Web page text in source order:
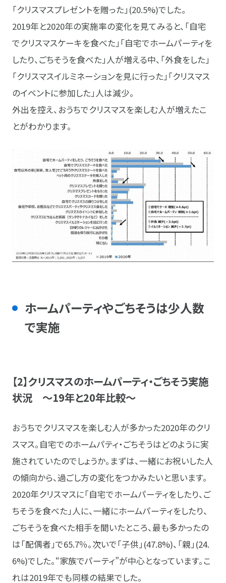
「クリスマスプレゼントを贈った」(20.5%)でした。
2019年と2020年の実施率の変化を見てみると、「自宅
でクリスマスケーキを食べた」「自宅でホームパーティを
したり、ごちそうを食べた」人が増える中、「外食をした」
「クリスマスイルミネーションを見に行った」「クリスマス
のイベントに参加した」人は減少。
外出を控え、おうちでクリスマスを楽しむ人が増えたこ
とがわかります。
ホームパーティやごちそうは少人数
で実施
【2】クリスマスのホームパーティ・ごちそう実施
状況 ～19年と20年比較～
おうちでクリスマスを楽しむ人が多かった2020年のクリ
スマス。自宅でのホームパティ・ごちそうはどのように実
施されていたのでしょうか。まずは、一緒にお祝いした人
の傾向から、過ごし方の変化をつかみたいと思います。
2020年クリスマスに「自宅でホームパーティをしたり、ご
ちそうを食べた」人に、一緒にホームパーティをしたり、
ごちそうを食べた相手を聞いたところ、最も多かったの
は「配偶者」で65.7％。次いで「子供」(47.8%)、「親」(24.
6%)でした。“家族でパーティ”が中心となっています。こ
れは2019年でも同様の結果でした。